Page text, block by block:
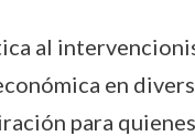
al
en
para